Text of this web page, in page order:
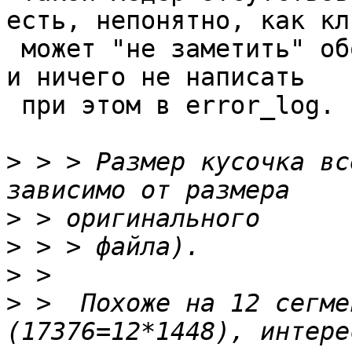
есть, непонятно, как
и ничего не написать
> > > Размер кусочка
>
>
>
> >  Похоже на 12